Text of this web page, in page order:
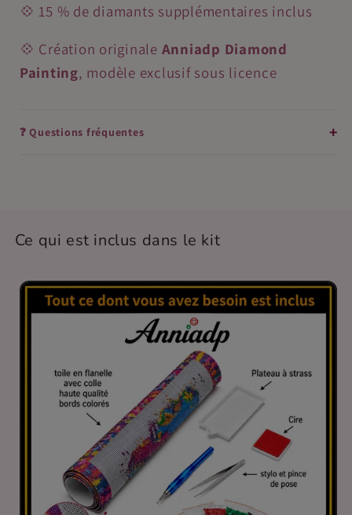
💠 15 % de diamants supplémentaires inclus
💠 Création originale Anniadp Diamond
Painting, modèle exclusif sous licence
❓ Questions fréquentes
Ce qui est inclus dans le kit